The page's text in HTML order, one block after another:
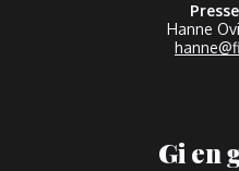
Hanne
Gi en